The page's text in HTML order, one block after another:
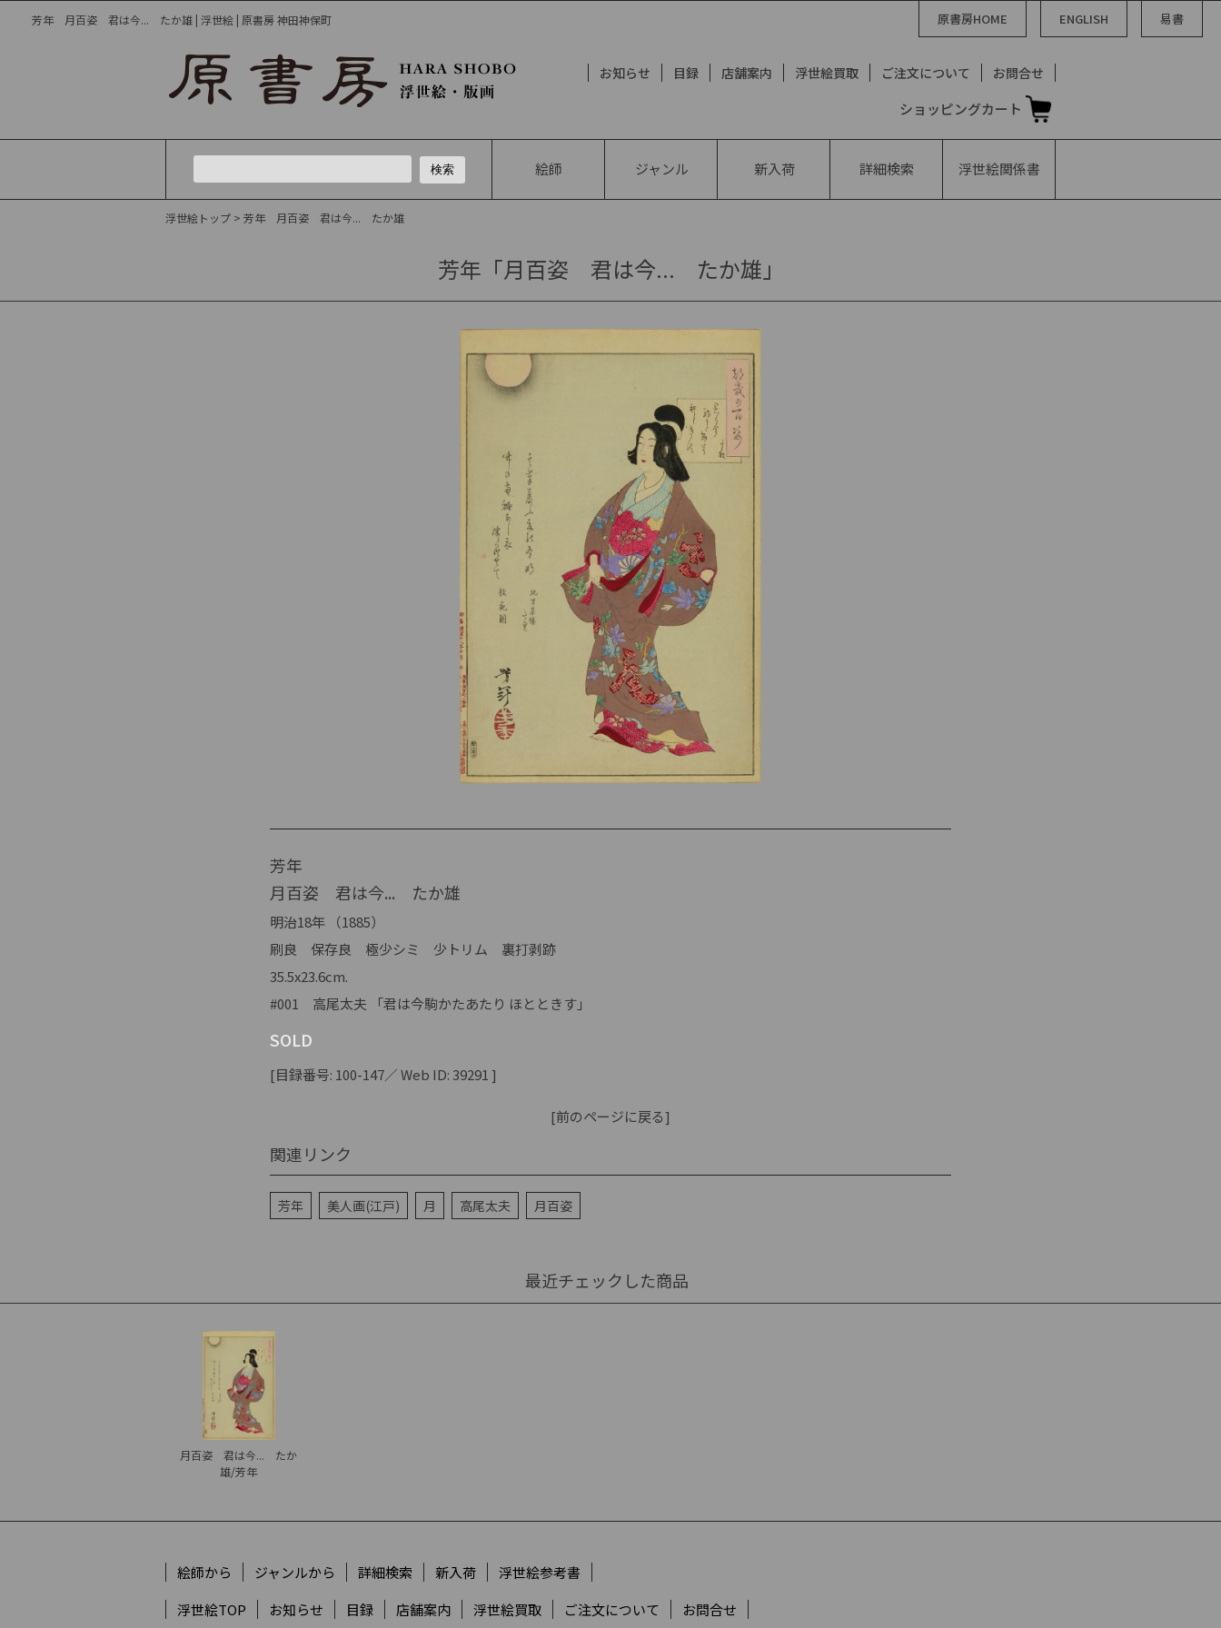
芳年 月百姿 君は今... たか雄 | 浮世絵 | 原書房 神田神保町 原書房HOME ENGLISH 易書
お知らせ 目録 店舗案内 浮世絵買取 ご注文について お問合せ
ショッピングカート
絵師 ジャンル 新入荷 詳細検索 浮世絵関係書
浮世絵トップ > 芳年 月百姿 君は今... たか雄
芳年「月百姿 君は今... たか雄」
芳年
月百姿 君は今... たか雄
明治18年 （1885）
刷良 保存良 極少シミ 少トリム 裏打剥跡
35.5x23.6cm.
#001 高尾太夫 「君は今駒かたあたり ほとときす」
SOLD
[目録番号: 100-147／ Web ID: 39291 ]
[前のページに戻る]
関連リンク
芳年 美人画(江戸) 月 高尾太夫 月百姿
最近チェックした商品
月百姿 君は今... たか
雄/芳年
絵師から ジャンルから 詳細検索 新入荷
浮世絵参考書
浮世絵TOP
お知らせ 目録 店舗案内 浮世絵買取 ご注文について お問合せ